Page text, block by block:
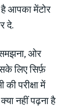
है आपका मेंटोर
दे.
समझना, ओर
लिए सिर्फ़
परीक्षा में
नहीं पढ़ना है